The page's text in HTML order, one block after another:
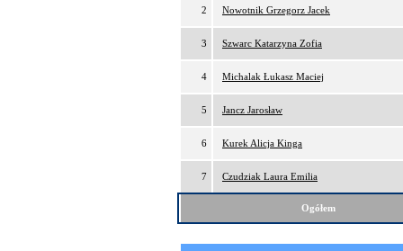
2 Nowotnik Grzegorz Jacek
3 Szwarc Katarzyna Zofia
4 Michalak Łukasz Maciej
5 Jancz Jarosław
6 Kurek Alicja Kinga
7 Czudziak Laura Emilia
Ogółem